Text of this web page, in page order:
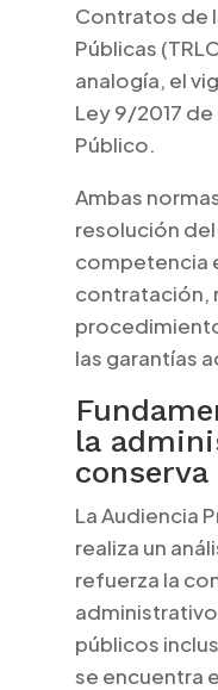
Contratos de
Públicas
analogía, el
Ley 9/2017
Público.
Ambas
resolución
competencia
contratación,
las garantías
la
La Audiencia
realiza un
refuerza la
públicos
se encuentra